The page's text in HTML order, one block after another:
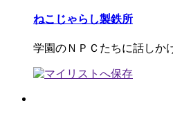
ねこじゃらし製鉄所
学園のＮＰＣたちに話しか